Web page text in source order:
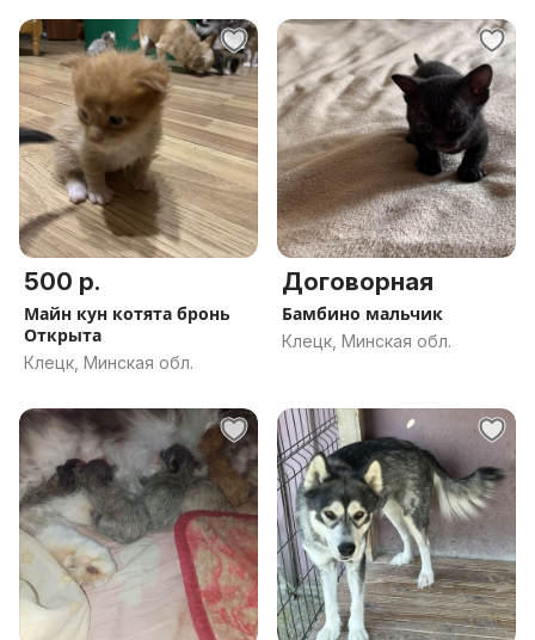
500 р.
Майн кун котята бронь
Открыта
Клецк, Минская обл.
Договорная
Бамбино мальчик
Клецк, Минская обл.